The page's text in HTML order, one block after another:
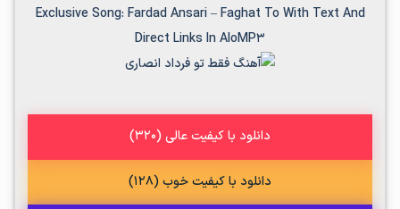
Exclusive Song: Fardad Ansari–Faghat To With Text And
Direct Links In AloMP3
دانلود با کیفیت عالی (320)
دانلود با کیفیت خوب (128)